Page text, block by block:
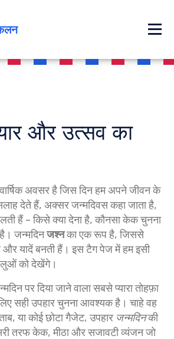
और उत्सव का
अवसर है जिस दिन हम अपने जीवन के
देते हैं, अक्सरजन्मदिवसकहा जाता है,
हैं – किसे क्या देना है, कौनसा केक चुनना
है। जन्मदिनजश्नका एक रूप है, जिससे
और यादें बनती हैं। इस टैग पेज में हम इसी
को देखेंगे।
पर दिया जाने वाला सबसे प्यारा तोहफ़ा
सही उपहार चुनना आवश्यक है। चाहे वह
या कोई छोटा गैजेट, उपहार जन्मदिनकी
तरफकेक,मीठा और सजावटी व्यंजन जो